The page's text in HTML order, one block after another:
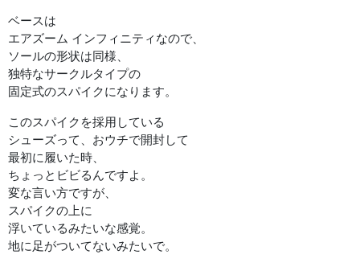
ベースは
エアズーム インフィニティなので、
ソールの形状は同様、
独特なサークルタイプの
固定式のスパイクになります。
このスパイクを採用している
シューズって、おウチで開封して
最初に履いた時、
ちょっとビビるんですよ。
変な言い方ですが、
スパイクの上に
浮いているみたいな感覚。
地に足がついてないみたいで。